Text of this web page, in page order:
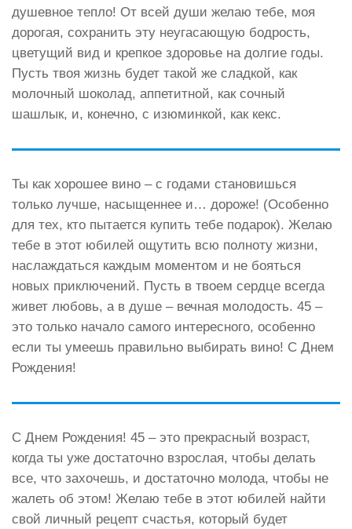
душевное тепло! От всей души желаю тебе, моя
дорогая, сохранить эту неугасающую бодрость,
цветущий вид и крепкое здоровье на долгие годы.
Пусть твоя жизнь будет такой же сладкой, как
молочный шоколад, аппетитной, как сочный
шашлык, и, конечно, с изюминкой, как кекс.
Ты как хорошее вино – с годами становишься
только лучше, насыщеннее и… дороже! (Особенно
для тех, кто пытается купить тебе подарок). Желаю
тебе в этот юбилей ощутить всю полноту жизни,
наслаждаться каждым моментом и не бояться
новых приключений. Пусть в твоем сердце всегда
живет любовь, а в душе – вечная молодость. 45 –
это только начало самого интересного, особенно
если ты умеешь правильно выбирать вино! С Днем
Рождения!
С Днем Рождения! 45 – это прекрасный возраст,
когда ты уже достаточно взрослая, чтобы делать
все, что захочешь, и достаточно молода, чтобы не
жалеть об этом! Желаю тебе в этот юбилей найти
свой личный рецепт счастья, который будет